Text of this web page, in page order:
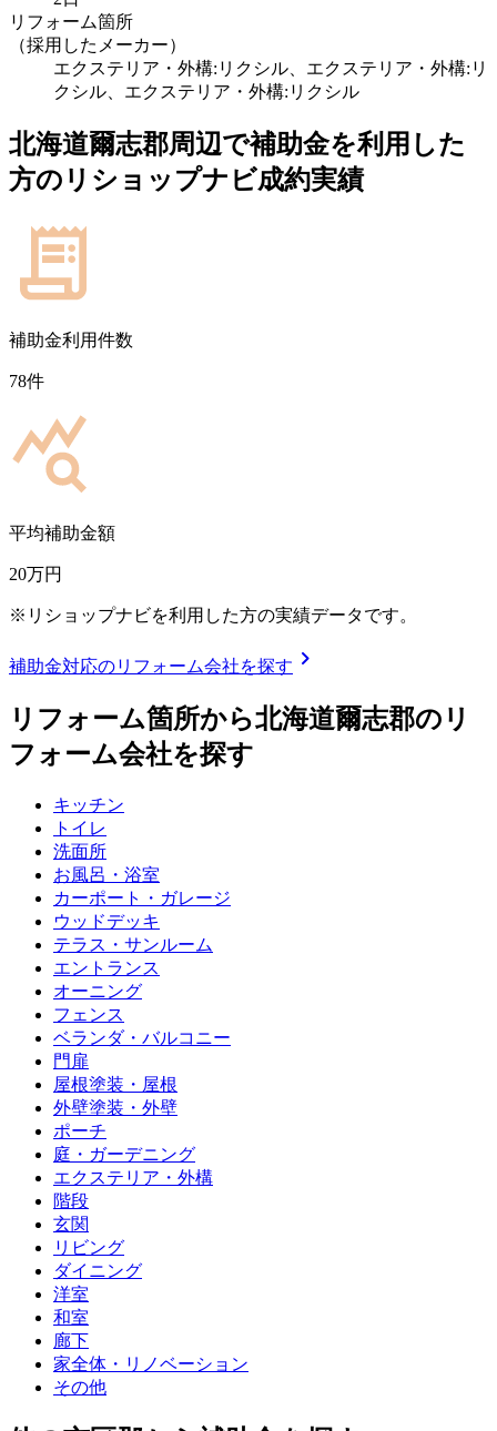
リフォーム箇所
（採用したメーカー）
エクステリア・外構:リクシル、エクステリア・外構:リ
クシル、エクステリア・外構:リクシル
北海道爾志郡周辺で補助金を利用した
方のリショップナビ成約実績
補助金利用件数
78件
平均補助金額
20万円
※リショップナビを利用した方の実績データです。
補助金対応のリフォーム会社を探す chevron_right
リフォーム箇所から北海道爾志郡のリ
フォーム会社を探す
キッチン
トイレ
洗面所
お風呂・浴室
カーポート・ガレージ
ウッドデッキ
テラス・サンルーム
エントランス
オーニング
フェンス
ベランダ・バルコニー
門扉
屋根塗装・屋根
外壁塗装・外壁
ポーチ
庭・ガーデニング
エクステリア・外構
階段
玄関
リビング
ダイニング
洋室
和室
廊下
家全体・リノベーション
その他